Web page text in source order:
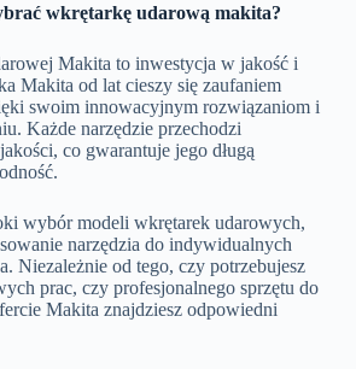
wkrętarkę udarową makita?
Makita to inwestycja w jakość i
Makita od lat cieszy się zaufaniem
swoim innowacyjnym rozwiązaniom i
Każde narzędzie przechodzi
co gwarantuje jego długą
wybór modeli wkrętarek udarowych,
narzędzia do indywidualnych
Niezależnie od tego, czy potrzebujesz
prac, czy profesjonalnego sprzętu do
Makita znajdziesz odpowiedni